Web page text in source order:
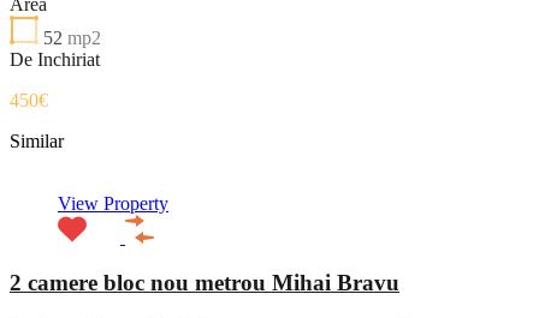
52 mp2
De Inchiriat
450€
Similar
View Property
2 camere bloc nou metrou Mihai Bravu